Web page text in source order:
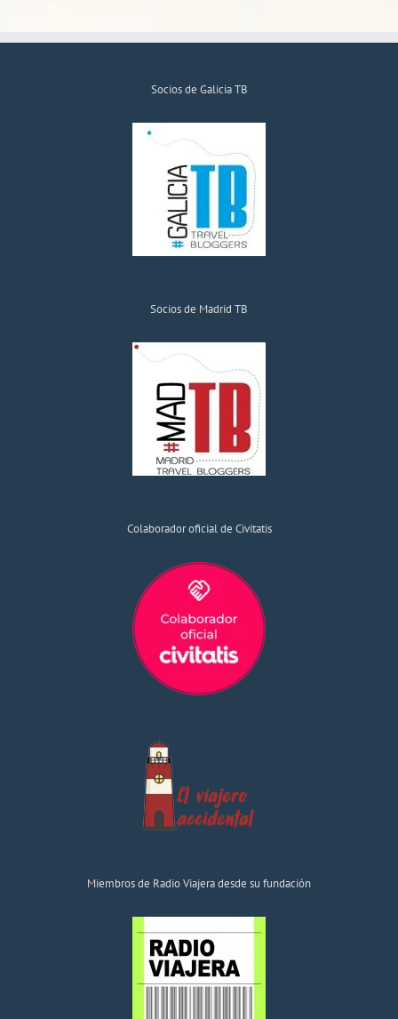
Socios de Galicia TB
Socios de Madrid TB
Colaborador oficial de Civitatis
Miembros de Radio Viajera desde su fundación